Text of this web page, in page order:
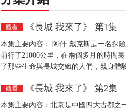
觀看 《長城 我來了》 第1集
本集主要內容： 阿什·戴克斯是一名探
前行了21000公里，在兩個多月的時間
了那些生命與長城交織的人們，親身體
觀看 《長城 我來了》 第2集
本集主要內容：北京是中國四大古都之